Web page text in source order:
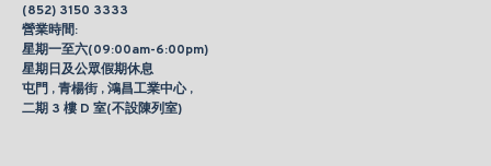
(852) 3150 3333
營業時間:
星期一至六(09:00am-6:00pm)
星期日及公眾假期休息
屯門 , 青楊街 , 鴻昌工業中心 ,
二期 3 樓 D 室(不設陳列室)